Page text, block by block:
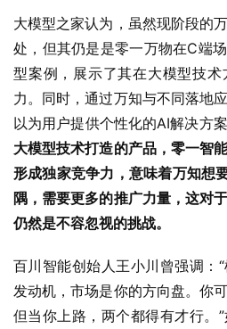
大模型之家认为，虽然现阶段的
处，但其仍是是零一万物在C端
型案例，展示了其在大模型技
力。同时，通过万知与不同落地
以为用户提供个性化的AI解决方案
大模型技术打造的产品，零一智
形成独家竞争力，意味着万知想
隅，需要更多的推广力量，这对
仍然是不容忽视的挑战。
百川智能创始人王小川曾强调：
发动机，市场是你的方向盘。你
但当你上路，两个都得有才行。